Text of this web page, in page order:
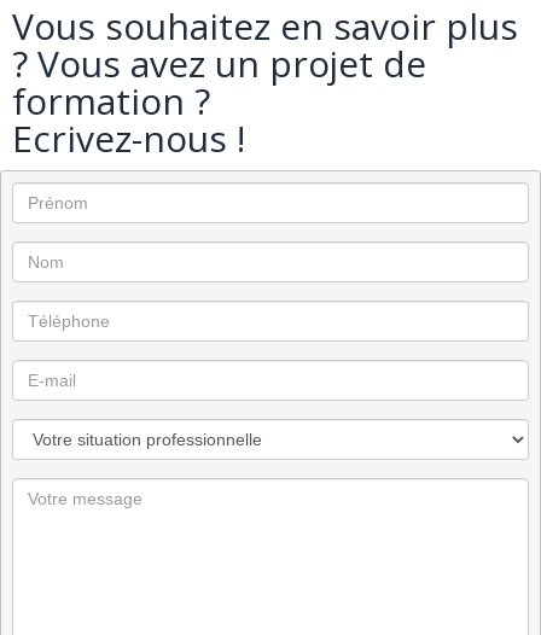
Vous souhaitez en savoir plus
? Vous avez un projet de
formation ?
Ecrivez-nous !